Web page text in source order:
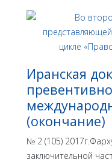
Иранская
(окончание)
№ 2 (105)
заключительной